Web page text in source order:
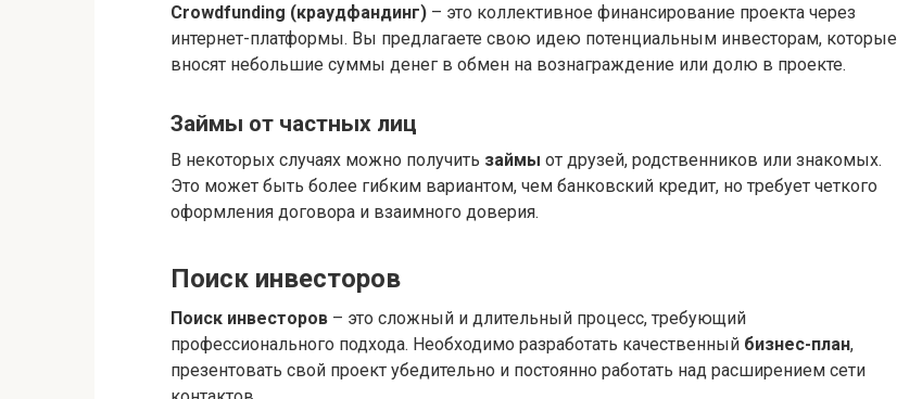
Crowdfunding (краудфандинг) – это коллективное финансирование проекта через
интернет-платформы. Вы предлагаете свою идею потенциальным инвесторам, которые
вносят небольшие суммы денег в обмен на вознаграждение или долю в проекте.
Займы от частных лиц
В некоторых случаях можно получить займы от друзей, родственников или знакомых.
Это может быть более гибким вариантом, чем банковский кредит, но требует четкого
оформления договора и взаимного доверия.
Поиск инвесторов
Поиск инвесторов – это сложный и длительный процесс, требующий
профессионального подхода. Необходимо разработать качественный бизнес-план,
презентовать свой проект убедительно и постоянно работать над расширением сети